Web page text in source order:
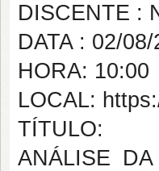
DISCENTE :
DATA : 02/08/
HORA: 10:00
LOCAL:
TÍTULO:
ANÁLISE